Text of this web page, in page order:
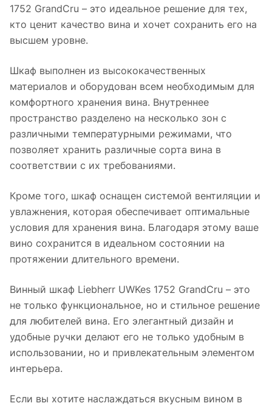
1752 GrandCru – это идеальное решение для тех,
кто ценит качество вина и хочет сохранить его на
высшем уровне.
Шкаф выполнен из высококачественных
материалов и оборудован всем необходимым для
комфортного хранения вина. Внутреннее
пространство разделено на несколько зон с
различными температурными режимами, что
позволяет хранить различные сорта вина в
соответствии с их требованиями.
Кроме того, шкаф оснащен системой вентиляции и
увлажнения, которая обеспечивает оптимальные
условия для хранения вина. Благодаря этому ваше
вино сохранится в идеальном состоянии на
протяжении длительного времени.
Винный шкаф Liebherr UWKes 1752 GrandCru – это
не только функциональное, но и стильное решение
для любителей вина. Его элегантный дизайн и
удобные ручки делают его не только удобным в
использовании, но и привлекательным элементом
интерьера.
Если вы хотите наслаждаться вкусным вином в